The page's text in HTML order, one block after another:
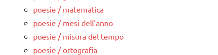
poesie / matematica
poesie / mesi dell'anno
poesie / misura del tempo
poesie / ortografia